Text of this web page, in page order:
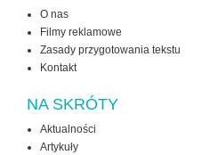
O nas
Filmy reklamowe
Zasady przygotowania tekstu
Kontakt
NA SKRÓTY
Aktualności
Artykuły